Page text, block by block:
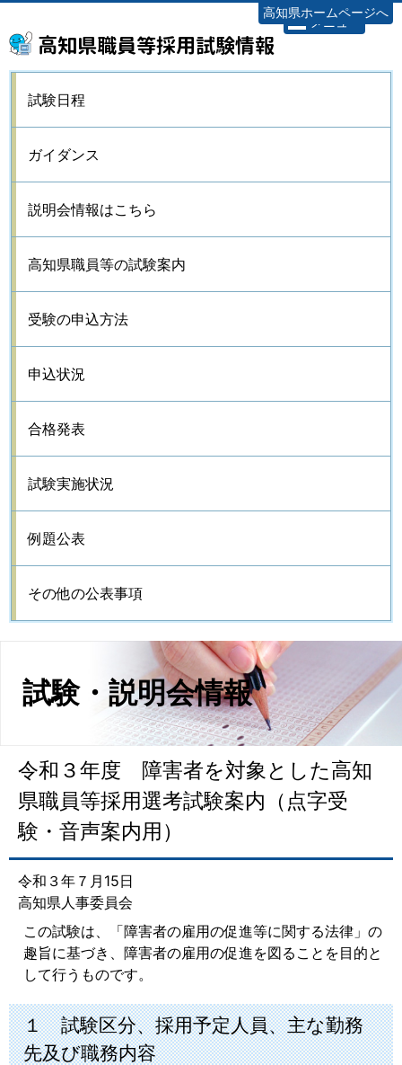
高知県職員等採用試験情報
高知県ホームページへ
メニュー
試験・説明会情報
令和３年度 障害者を対象とした高知
県職員等採用選考試験案内（点字受
験・音声案内用）
令和３年７月15日
高知県人事委員会
この試験は、「障害者の雇用の促進等に関する法律」の
趣旨に基づき、障害者の雇用の促進を図ることを目的と
して行うものです。
１ 試験区分、採用予定人員、主な勤務
先及び職務内容
試験日程
ガイダンス
説明会情報はこちら
高知県職員等の試験案内
受験の申込方法
申込状況
合格発表
試験実施状況
例題公表
その他の公表事項